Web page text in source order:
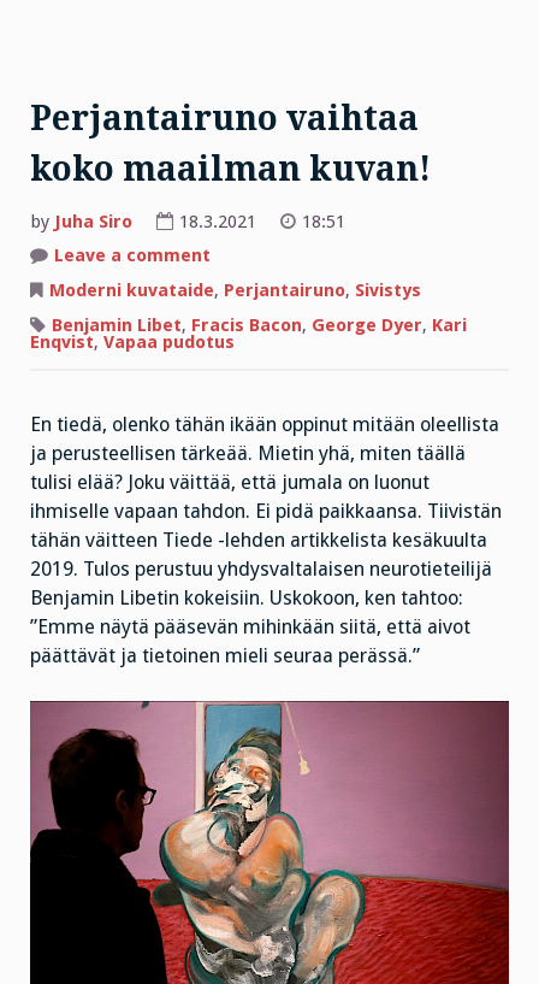
Perjantairuno vaihtaa
koko maailman kuvan!
by Juha Siro 18.3.2021
18:51
Leave a comment
vaihtaa
koko
maailman
kuvan!
Moderni kuvataide, Perjantairuno, Sivistys
Benjamin Libet, Fracis Bacon, George Dyer, Kari
Enqvist, Vapaa pudotus
En tiedä, olenko tähän ikään oppinut mitään oleellista
ja perusteellisen tärkeää. Mietin yhä, miten täällä
tulisi elää? Joku väittää, että jumala on luonut
ihmiselle vapaan tahdon. Ei pidä paikkaansa. Tiivistän
tähän väitteen Tiede -lehden artikkelista kesäkuulta
2019. Tulos perustuu yhdysvaltalaisen neurotieteilijä
Benjamin Libetin kokeisiin. Uskokoon, ken tahtoo:
”Emme näytä pääsevän mihinkään siitä, että aivot
päättävät ja tietoinen mieli seuraa perässä.”